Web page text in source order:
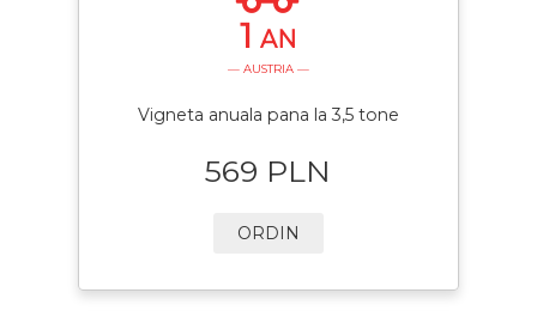
1AN
— AUSTRIA —
Vigneta anuala pana la 3,5 tone
569 PLN
ORDIN